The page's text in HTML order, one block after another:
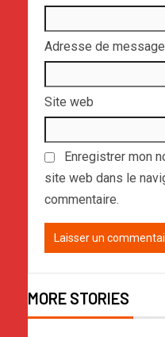
Adresse de
Site web
Enregistrer mon
site web dans le
commentaire.
MORE STORIES